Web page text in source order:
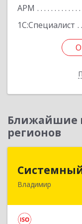
АРМ
1С:Специалист
Ближайшие
регионов
Владимир
600022,